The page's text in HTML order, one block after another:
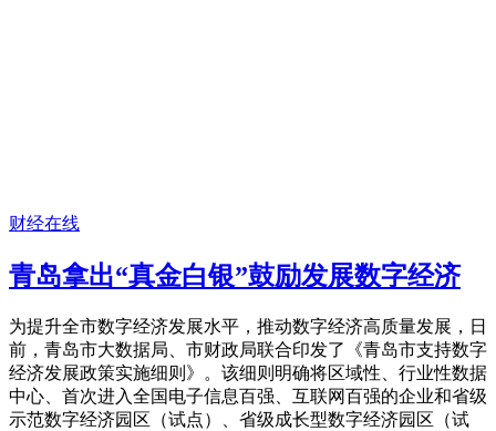
财经在线
青岛拿出“真金白银”鼓励发展数字经济
为提升全市数字经济发展水平，推动数字经济高质量发展，日
前，青岛市大数据局、市财政局联合印发了《青岛市支持数字
经济发展政策实施细则》。该细则明确将区域性、行业性数据
中心、首次进入全国电子信息百强、互联网百强的企业和省级
示范数字经济园区（试点）、省级成长型数字经济园区（试